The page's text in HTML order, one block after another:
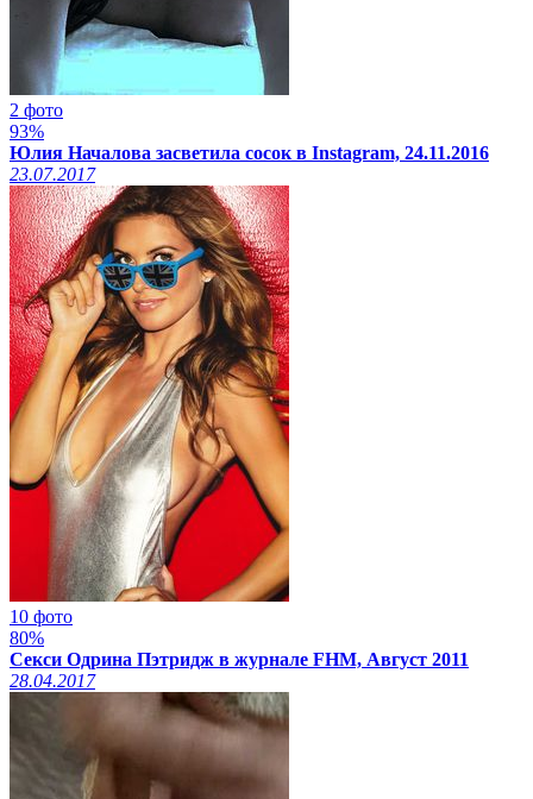
2 фото
93%
Юлия Началова засветила сосок в Instagram, 24.11.2016
23.07.2017
10 фото
80%
Секси Одрина Пэтридж в журнале FHM, Август 2011
28.04.2017